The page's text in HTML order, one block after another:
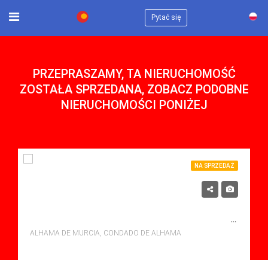
Pytać się
PRZEPRASZAMY, TA NIERUCHOMOŚĆ
ZOSTAŁA SPRZEDANA, ZOBACZ PODOBNE
NIERUCHOMOŚCI PONIŻEJ
NA SPRZEDAŻ
NA SPRZEDAŻ APARTMENT W CONDADO DE ALHAMA, ALHAMA DE MURCIA Z BASENEM
ALHAMA DE MURCIA, CONDADO DE ALHAMA